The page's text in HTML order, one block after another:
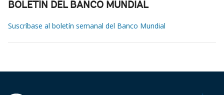
BOLETÍN DEL BANCO MUNDIAL
Suscríbase al boletín semanal del Banco Mundial